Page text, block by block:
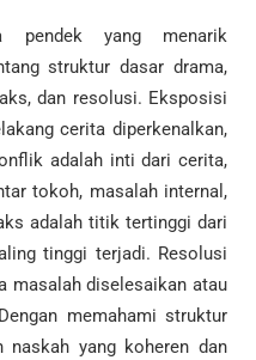
pendek yang menarik
struktur dasar drama,
dan resolusi. Eksposisi
cerita diperkenalkan,
adalah inti dari cerita,
tokoh, masalah internal,
adalah titik tertinggi dari
tinggi terjadi. Resolusi
masalah diselesaikan atau
memahami struktur
naskah yang koheren dan